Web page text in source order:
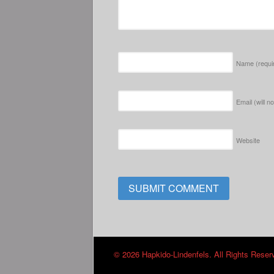
Name
Email (will
Website
© 2026 Hapkido-Lindenfels. All Rights